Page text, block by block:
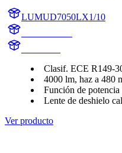
LUMUD7050LX1/10
Clasif. ECE R149-
4000 lm, haz a 480
Función de potencia
Lente de deshielo
Ver producto